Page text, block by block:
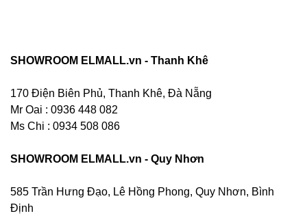
SHOWROOM ELMALL.vn - Thanh Khê
170 Điện Biên Phủ, Thanh Khê, Đà Nẵng
Mr Oai : 0936 448 082
Ms Chi : 0934 508 086
SHOWROOM ELMALL.vn - Quy Nhơn
585 Trần Hưng Đạo, Lê Hồng Phong, Quy Nhơn, Bình
Định